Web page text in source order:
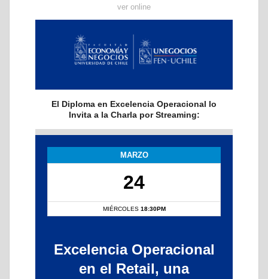
ver online
El Diploma en Excelencia Operacional lo
Invita a la Charla por Streaming:
MARZO
24
MIÉRCOLES 18:30PM
Excelencia Operacional
en el Retail, una